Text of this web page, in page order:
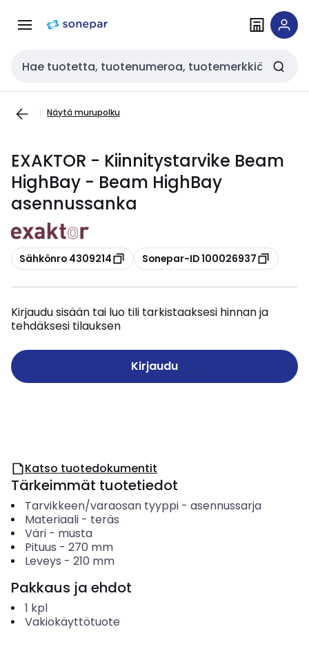
navigointiinsisältöön
Haku
Näytä murupolku
EXAKTOR - Kiinnitystarvike Beam
HighBay - Beam HighBay
asennussanka
Kopioi
Sähkönro 4309214 Kopioi
Sonepar-ID 100026937
Kirjaudu sisään tai luo tili tarkistaaksesi hinnan ja
tehdäksesi tilauksen
Kirjaudu
Katso tuotedokumentit
Tärkeimmät tuotetiedot
Tarvikkeen/varaosan tyyppi- asennussarja
Materiaali- teräs
Väri- musta
Pituus - 270 mm
Leveys - 210 mm
Pakkaus ja ehdot
1 kpl
Vakiokäyttötuote